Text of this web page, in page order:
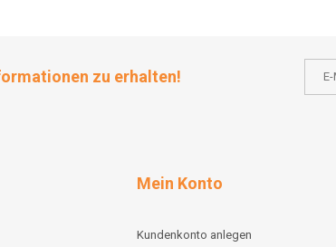
zu erhalten!
Mein Konto
Kundenkonto anlegen